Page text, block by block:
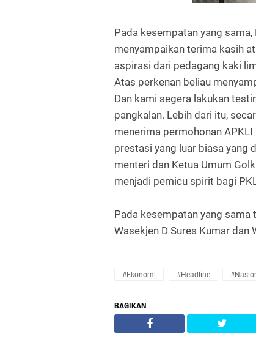
Pada kesempatan yang
menyampaikan terima kasih
aspirasi dari pedagang kaki
Atas perkenan beliau
Dan kami segera lakukan
pangkalan. Lebih dari itu,
menerima permohonan
prestasi yang luar biasa yang
menteri dan Ketua Umum
menjadi pemicu spirit bagi
Pada kesempatan yang sama
Wasekjen D Sures Kumar dan
#Ekonomi #Headline
BAGIKAN